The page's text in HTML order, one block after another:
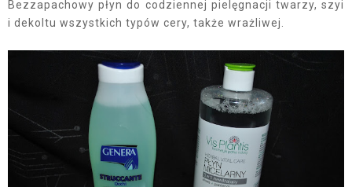
Bezzapachowy płyn do codziennej pielęgnacji twarzy, szyi
i dekoltu wszystkich typów cery, także wrażliwej.